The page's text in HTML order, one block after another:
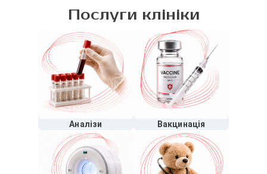
Послуги клініки
Аналізи Вакцинація